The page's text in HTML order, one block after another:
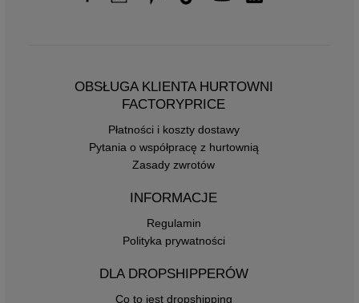
OBSŁUGA KLIENTA HURTOWNI
FACTORYPRICE
Płatności i koszty dostawy
Pytania o współpracę z hurtownią
Zasady zwrotów
INFORMACJE
Regulamin
Polityka prywatności
DLA DROPSHIPPERÓW
Co to jest dropshipping